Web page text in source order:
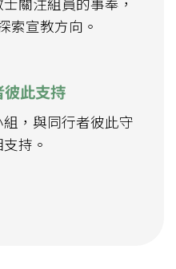
索宣教方向。
此支持
，與同行者彼此守
持。